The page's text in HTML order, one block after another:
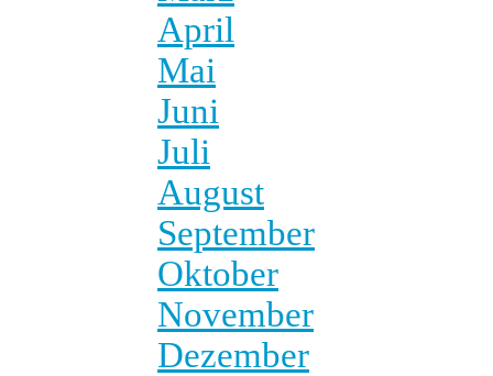
April
Mai
Juni
Juli
August
September
Oktober
November
Dezember